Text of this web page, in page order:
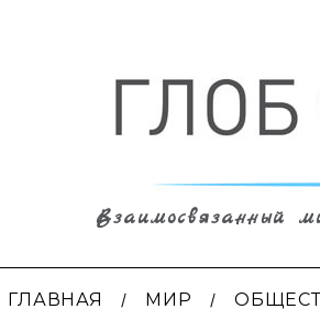
Взаимосвязанный
ГЛАВНАЯ МИР